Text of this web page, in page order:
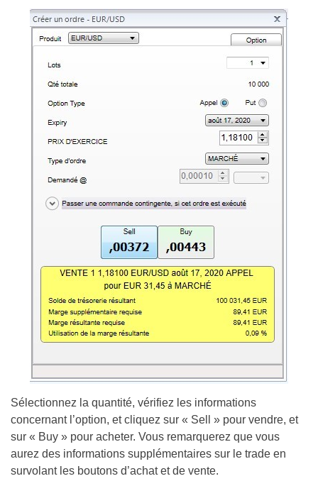
Sélectionnez la quantité, vérifiez les informations
concernant l’option, et cliquez sur « Sell » pour vendre, et
sur « Buy » pour acheter. Vous remarquerez que vous
aurez des informations supplémentaires sur le trade en
survolant les boutons d’achat et de vente.